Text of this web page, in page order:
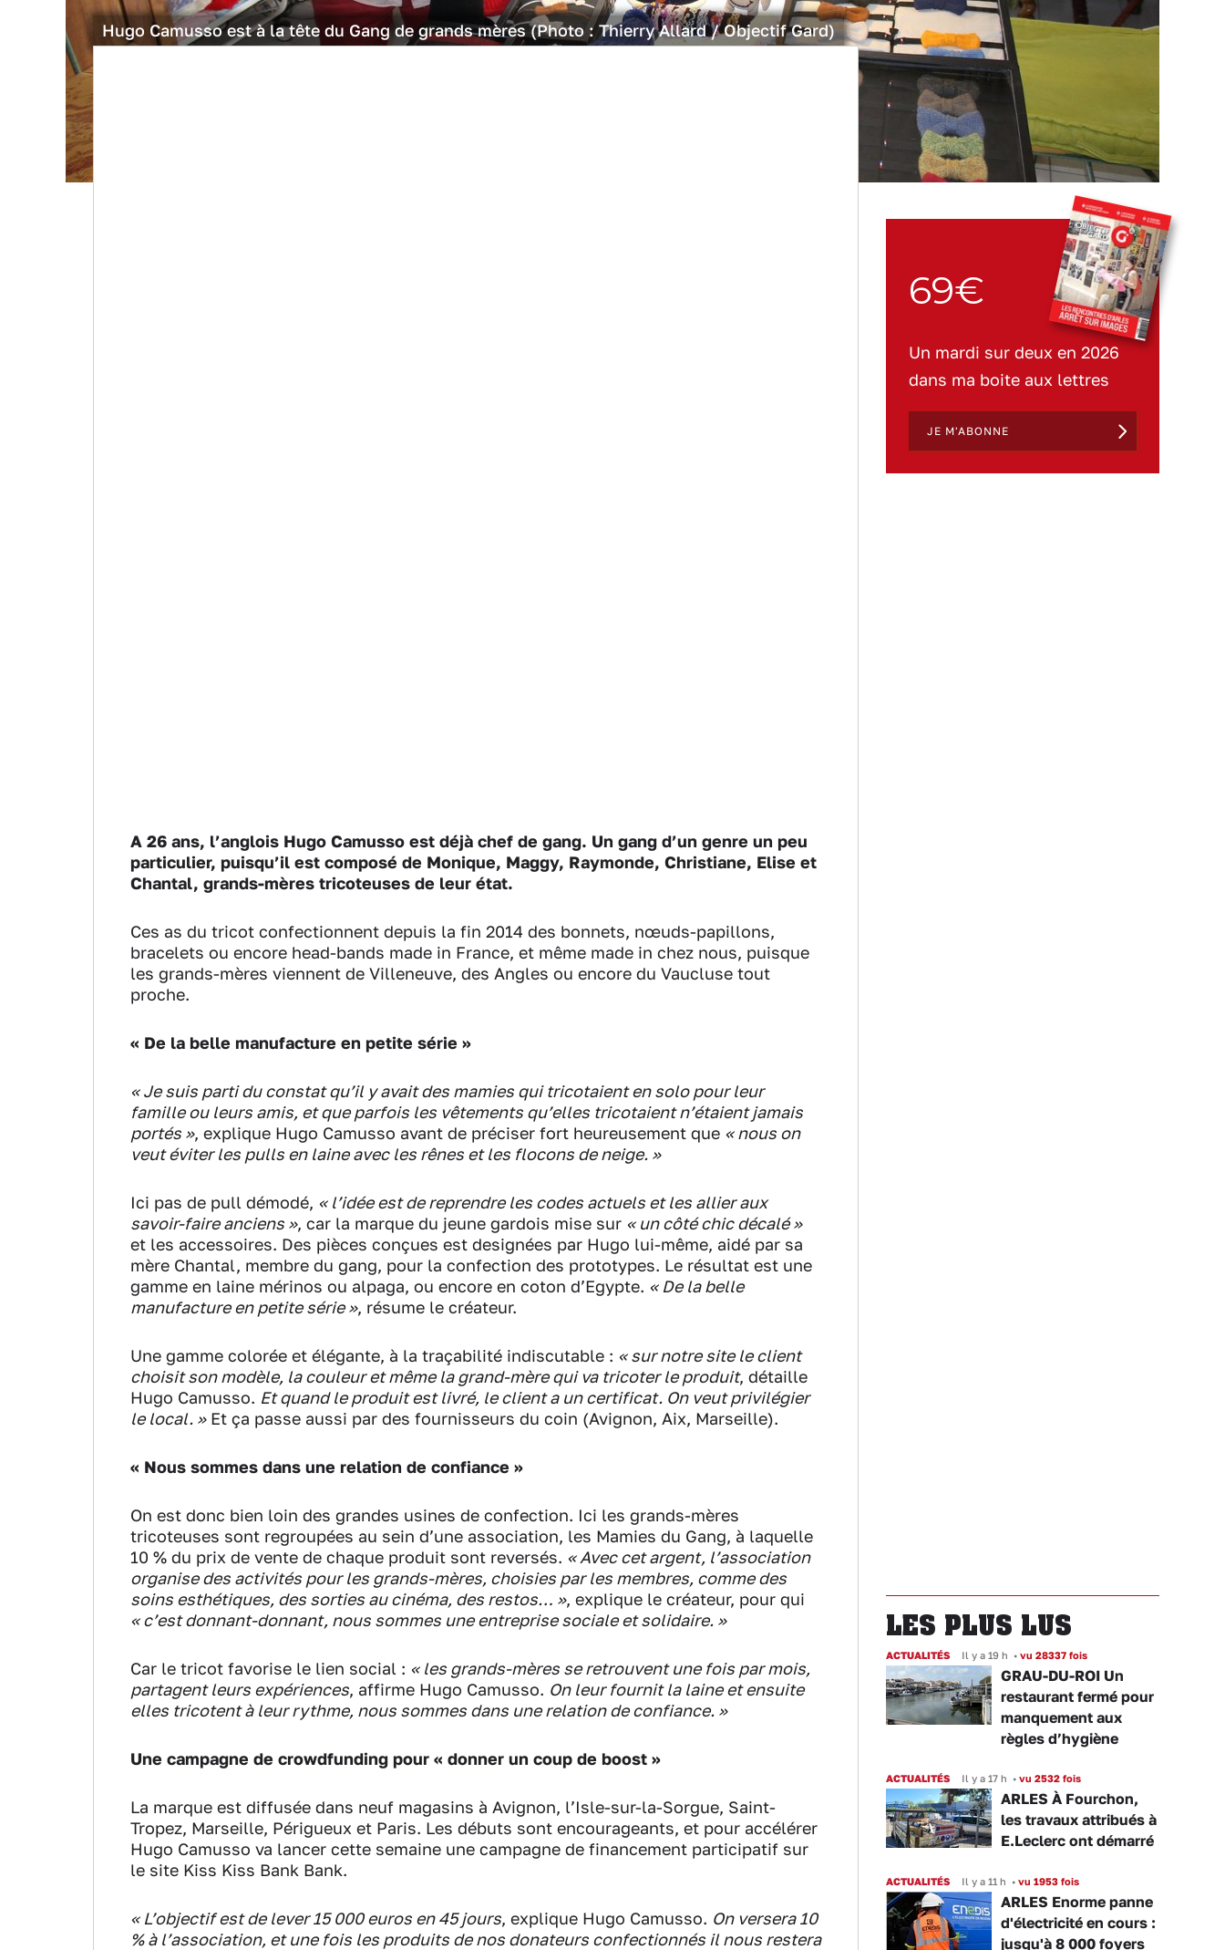
Hugo Camusso est à la tête du Gang de grands mères (Photo : Thierry Allard / Objectif Gard)
A 26 ans, l’anglois Hugo Camusso est déjà chef de gang. Un gang d’un genre un peu
particulier, puisqu’il est composé de Monique, Maggy, Raymonde, Christiane, Elise et
Chantal, grands-mères tricoteuses de leur état.
Ces as du tricot confectionnent depuis la fin 2014 des bonnets, nœuds-papillons,
bracelets ou encore head-bands made in France, et même made in chez nous, puisque
les grands-mères viennent de Villeneuve, des Angles ou encore du Vaucluse tout
proche.
« De la belle manufacture en petite série »
« Je suis parti du constat qu’il y avait des mamies qui tricotaient en solo pour leur
famille ou leurs amis, et que parfois les vêtements qu’elles tricotaient n’étaient jamais
portés », explique Hugo Camusso avant de préciser fort heureusement que « nous on
veut éviter les pulls en laine avec les rênes et les flocons de neige. »
Ici pas de pull démodé, « l’idée est de reprendre les codes actuels et les allier aux
savoir-faire anciens », car la marque du jeune gardois mise sur « un côté chic décalé »
et les accessoires. Des pièces conçues est designées par Hugo lui-même, aidé par sa
mère Chantal, membre du gang, pour la confection des prototypes. Le résultat est une
gamme en laine mérinos ou alpaga, ou encore en coton d’Egypte. « De la belle
manufacture en petite série », résume le créateur.
Une gamme colorée et élégante, à la traçabilité indiscutable : « sur notre site le client
choisit son modèle, la couleur et même la grand-mère qui va tricoter le produit, détaille
Hugo Camusso. Et quand le produit est livré, le client a un certificat. On veut privilégier
le local. »Et ça passe aussi par des fournisseurs du coin (Avignon, Aix, Marseille).
« Nous sommes dans une relation de confiance »
On est donc bien loin des grandes usines de confection. Ici les grands-mères
tricoteuses sont regroupées au sein d’une association, les Mamies du Gang, à laquelle
10 % du prix de vente de chaque produit sont reversés. « Avec cet argent, l’association
organise des activités pour les grands-mères, choisies par les membres, comme des
soins esthétiques, des sorties au cinéma, des restos… », explique le créateur, pour qui
« c’est donnant-donnant, nous sommes une entreprise sociale et solidaire. »
Car le tricot favorise le lien social : « les grands-mères se retrouvent une fois par mois,
partagent leurs expériences, affirme Hugo Camusso. On leur fournit la laine et ensuite
elles tricotent à leur rythme, nous sommes dans une relation de confiance. »
Une campagne de crowdfunding pour « donner un coup de boost »
La marque est diffusée dans neuf magasins à Avignon, l’Isle-sur-la-Sorgue, Saint-
Tropez, Marseille, Périgueux et Paris. Les débuts sont encourageants, et pour accélérer
Hugo Camusso va lancer cette semaine une campagne de financement participatif sur
le site Kiss Kiss Bank Bank.
« L’objectif est de lever 15 000 euros en 45 jours, explique Hugo Camusso. On versera 10
% à l’association, et une fois les produits de nos donateurs confectionnés il nous restera
69€
Un mardi sur deux en 2026
dans ma boite aux lettres
JE M'ABONNE
LES PLUS LUS
ACTUALITÉS Il y a 19 h • vu 28337 fois
GRAU-DU-ROI Un
restaurant fermé pour
manquement aux
règles d’hygiène
ACTUALITÉS Il y a 17 h • vu 2532 fois
ARLES À Fourchon,
les travaux attribués à
E.Leclerc ont démarré
ACTUALITÉS Il y a 11 h • vu 1953 fois
ARLES Enorme panne
d'électricité en cours :
jusqu'à 8 000 foyers